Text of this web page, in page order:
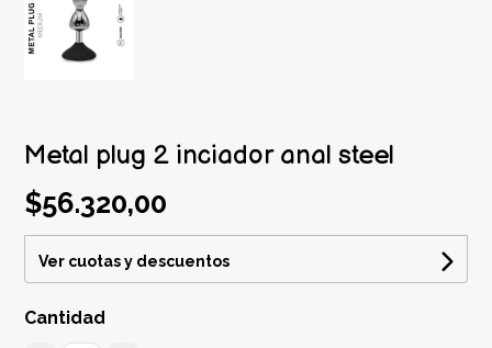
Metal plug 2 inciador anal steel
$56.320,00
Ver cuotas y descuentos
Cantidad